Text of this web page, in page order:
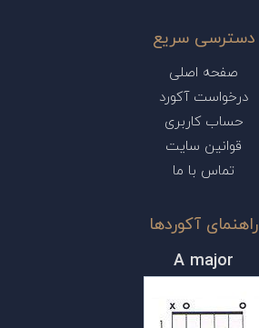
دسترسی سریع
صفحه اصلی
درخواست آکورد
حساب کاربری
قوانین سایت
تماس با ما
راهنمای آکوردها
A major